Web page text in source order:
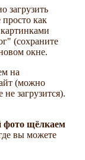
загрузить
просто как
(сохраните
окне.
на
(можно
загрузится).
фото щёлкаем
вы можете